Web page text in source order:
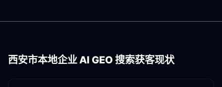
西安市本地企业 AI GEO 搜索获客现状